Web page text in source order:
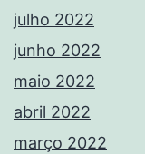
julho 2022
junho 2022
maio 2022
abril 2022
março 2022